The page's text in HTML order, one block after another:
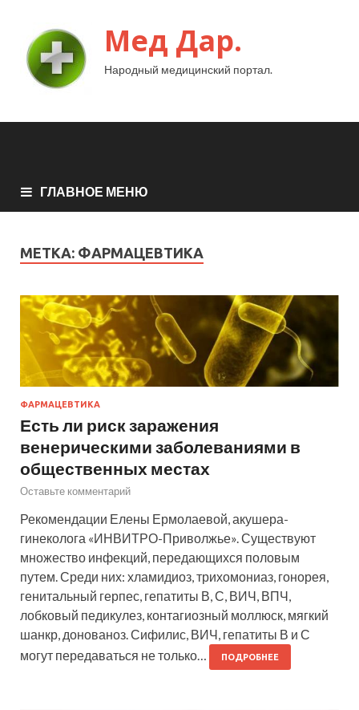
Мед Дар.
Народный медицинский портал.
ГЛАВНОЕ МЕНЮ
МЕТКА: ФАРМАЦЕВТИКА
ФАРМАЦЕВТИКА
Есть ли риск заражения
венерическими заболеваниями в
общественных местах
Оставьте комментарий
Рекомендации Елены Ермолаевой, акушера-
гинеколога «ИНВИТРО-Приволжье». Существуют
множество инфекций, передающихся половым
путем. Среди них: хламидиоз, трихомониаз, гонорея,
генитальный герпес, гепатиты В, С, ВИЧ, ВПЧ,
лобковый педикулез, контагиозный моллюск, мягкий
шанкр, донованоз. Сифилис, ВИЧ, гепатиты В и С
могут передаваться не только…
ПОДРОБНЕЕ